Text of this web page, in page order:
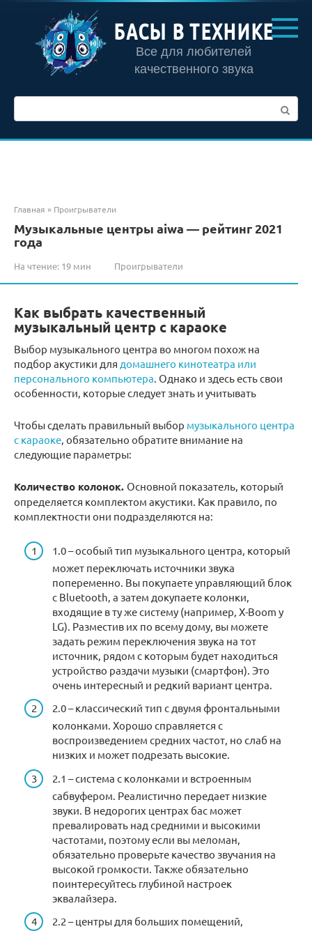
контенту
БАСЫ В ТЕХНИКЕ
Все для любителей
качественного звука
Главная » Проигрыватели
Музыкальные центры aiwa — рейтинг 2021
года
На чтение: 19 мин Проигрыватели
Как выбрать качественный
музыкальный центр с караоке
Выбор музыкального центра во многом похож на
подбор акустики для домашнего кинотеатра или
персонального компьютера. Однако и здесь есть свои
особенности, которые следует знать и учитывать
Чтобы сделать правильный выбор музыкального центра
с караоке, обязательно обратите внимание на
следующие параметры:
Количество колонок. Основной показатель, который
определяется комплектом акустики. Как правило, по
комплектности они подразделяются на:
1.0 – особый тип музыкального центра, который
может переключать источники звука
попеременно. Вы покупаете управляющий блок
с Bluetooth, а затем докупаете колонки,
входящие в ту же систему (например, X-Boom у
LG). Разместив их по всему дому, вы можете
задать режим переключения звука на тот
источник, рядом с которым будет находиться
устройство раздачи музыки (смартфон). Это
очень интересный и редкий вариант центра.
2.0 – классический тип с двумя фронтальными
колонками. Хорошо справляется с
воспроизведением средних частот, но слаб на
низких и может подрезать высокие.
2.1 – система с колонками и встроенным
сабвуфером. Реалистично передает низкие
звуки. В недорогих центрах бас может
превалировать над средними и высокими
частотами, поэтому если вы меломан,
обязательно проверьте качество звучания на
высокой громкости. Также обязательно
поинтересуйтесь глубиной настроек
эквалайзера.
2.2 – центры для больших помещений,